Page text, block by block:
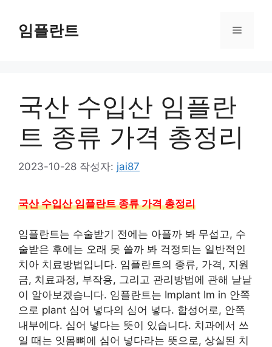
임플란트 메
국산 수입산 임플란
트 종류 가격 총정리
2023-10-28 작성자: jai87
국산 수입산 임플란트 종류 가격 총정리
임플란트는 수술받기 전에는 아플까 봐 무섭고, 수
술받은 후에는 오래 못 쓸까 봐 걱정되는 일반적인
치아 치료방법입니다. 임플란트의 종류, 가격, 지원
금, 치료과정, 부작용, 그리고 관리방법에 관해 낱낱
이 알아보겠습니다. 임플란트는 Implant Im in 안쪽
으로 plant 심어 넣다의 심어 넣다. 합성어로, 안쪽
내부에다. 심어 넣다는 뜻이 있습니다. 치과에서 쓰
일 때는 잇몸뼈에 심어 넣다라는 뜻으로, 상실된 치